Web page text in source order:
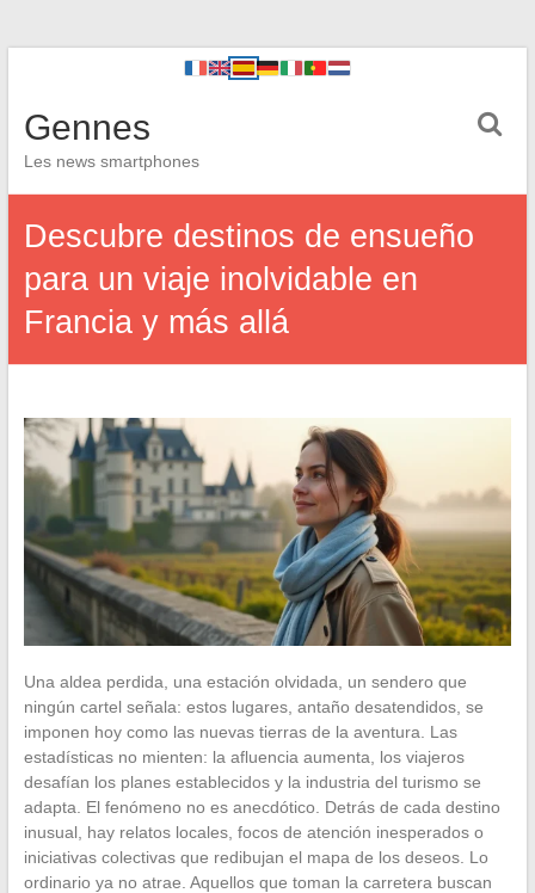
Gennes
Les news smartphones
Descubre destinos de ensueño
para un viaje inolvidable en
Francia y más allá
Una aldea perdida, una estación olvidada, un sendero que
ningún cartel señala: estos lugares, antaño desatendidos, se
imponen hoy como las nuevas tierras de la aventura. Las
estadísticas no mienten: la afluencia aumenta, los viajeros
desafían los planes establecidos y la industria del turismo se
adapta. El fenómeno no es anecdótico. Detrás de cada destino
inusual, hay relatos locales, focos de atención inesperados o
iniciativas colectivas que redibujan el mapa de los deseos. Lo
ordinario ya no atrae. Aquellos que toman la carretera buscan